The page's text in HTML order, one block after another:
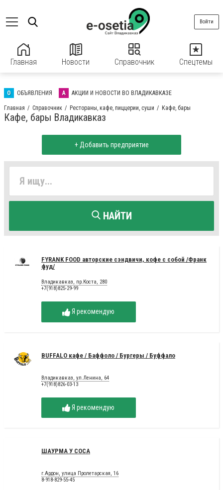
Главная Новости Справочник Спецтемы
Войти
О ОБЪЯВЛЕНИЯ А АКЦИИ И НОВОСТИ ВО ВЛАДИКАВКАЗЕ
Главная Справочник Рестораны, кафе, пиццерии, суши Кафе, бары
Кафе, бары Владикавказ
+ Добавить предприятие
НАЙТИ
FYRANK FOOD авторские сэндвичи, кофе с собой /Франк
фуд/
Владикавказ, пр.Коста, 280
+7(918)825-29-99
Я рекомендую
BUFFALO кафе / Баффоло / Бургеры / Буффало
Владикавказ, ул.Ленина, 64
+7(918)826-03-13
Я рекомендую
ШАУРМА У СОСА
г.Ардон, улица Пролетарская, 16
8-918-829-55-45